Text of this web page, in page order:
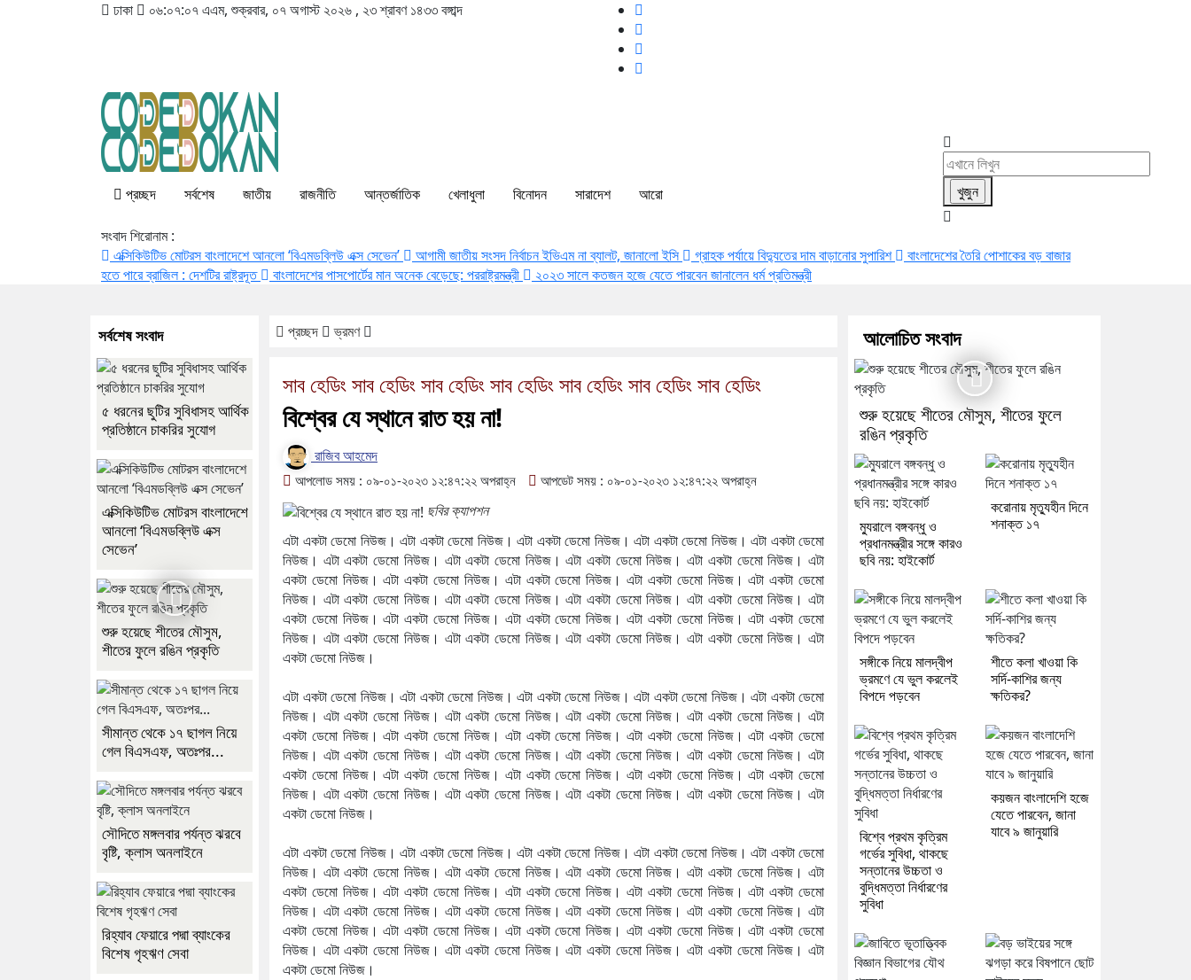
ঢাকা ০৬:০৭:০৮ এএম, শুক্রবার, ০৭ অগাস্ট ২০২৬ , ২৩ শ্রাবণ ১৪৩৩বঙ্গাব্দ
প্রচ্ছদ সর্বশেষ জাতীয় রাজনীতি আন্তর্জাতিক খেলাধুলা বিনোদন সারাদেশ আরো
সংবাদ শিরোনাম :
এক্সিকিউটিভ মোটরস বাংলাদেশে আনলো ‘বিএমডব্লিউ এক্স সেভেন’
আগামী জাতীয় সংসদ নির্বাচন ইভিএম না ব্যালট, জানালো ইসি গ্রাহক পর্যায়ে বিদ্যুতের দাম বাড়ানোর সুপারিশ
বাংলাদেশের তৈরি পোশাকের বড় বাজার
হতে পারে ব্রাজিল : দেশটির রাষ্ট্রদূত
বাংলাদেশের পাসপোর্টের মান অনেক বেড়েছে: পররাষ্ট্রমন্ত্রী ২০২৩ সালে কতজন হজে যেতে পারবেন জানালেন ধর্ম প্রতিমন্ত্রী
প্রচ্ছদ ভ্রমণ
সাব হেডিং সাব হেডিং সাব হেডিং সাব হেডিং সাব হেডিং সাব হেডিং সাব হেডিং
বিশ্বের যে স্থানে রাত হয় না!
রাজিব আহমেদ
আপলোড সময় : ০৯-০১-২০২৩ ১২:৪৭:২২ অপরাহ্ন আপডেট সময় : ০৯-০১-২০২৩ ১২:৪৭:২২ অপরাহ্ন
ছবির ক্যাপশন
এটা একটা ডেমো নিউজ। এটা একটা ডেমো নিউজ। এটা একটা ডেমো নিউজ। এটা একটা ডেমো নিউজ। এটা একটা ডেমো
নিউজ। এটা একটা ডেমো নিউজ। এটা একটা ডেমো নিউজ। এটা একটা ডেমো নিউজ। এটা একটা ডেমো নিউজ। এটা
একটা ডেমো নিউজ। এটা একটা ডেমো নিউজ। এটা একটা ডেমো নিউজ। এটা একটা ডেমো নিউজ। এটা একটা ডেমো
নিউজ। এটা একটা ডেমো নিউজ। এটা একটা ডেমো নিউজ। এটা একটা ডেমো নিউজ। এটা একটা ডেমো নিউজ। এটা
একটা ডেমো নিউজ। এটা একটা ডেমো নিউজ। এটা একটা ডেমো নিউজ। এটা একটা ডেমো নিউজ। এটা একটা ডেমো
নিউজ। এটা একটা ডেমো নিউজ। এটা একটা ডেমো নিউজ। এটা একটা ডেমো নিউজ। এটা একটা ডেমো নিউজ। এটা
একটা ডেমো নিউজ।
এটা একটা ডেমো নিউজ। এটা একটা ডেমো নিউজ। এটা একটা ডেমো নিউজ। এটা একটা ডেমো নিউজ। এটা একটা ডেমো
নিউজ। এটা একটা ডেমো নিউজ। এটা একটা ডেমো নিউজ। এটা একটা ডেমো নিউজ। এটা একটা ডেমো নিউজ। এটা
একটা ডেমো নিউজ। এটা একটা ডেমো নিউজ। এটা একটা ডেমো নিউজ। এটা একটা ডেমো নিউজ। এটা একটা ডেমো
নিউজ। এটা একটা ডেমো নিউজ। এটা একটা ডেমো নিউজ। এটা একটা ডেমো নিউজ। এটা একটা ডেমো নিউজ। এটা
একটা ডেমো নিউজ। এটা একটা ডেমো নিউজ। এটা একটা ডেমো নিউজ। এটা একটা ডেমো নিউজ। এটা একটা ডেমো
নিউজ। এটা একটা ডেমো নিউজ। এটা একটা ডেমো নিউজ। এটা একটা ডেমো নিউজ। এটা একটা ডেমো নিউজ। এটা
একটা ডেমো নিউজ।
এটা একটা ডেমো নিউজ। এটা একটা ডেমো নিউজ। এটা একটা ডেমো নিউজ। এটা একটা ডেমো নিউজ। এটা একটা ডেমো
নিউজ। এটা একটা ডেমো নিউজ। এটা একটা ডেমো নিউজ। এটা একটা ডেমো নিউজ। এটা একটা ডেমো নিউজ। এটা
একটা ডেমো নিউজ। এটা একটা ডেমো নিউজ। এটা একটা ডেমো নিউজ। এটা একটা ডেমো নিউজ। এটা একটা ডেমো
নিউজ। এটা একটা ডেমো নিউজ। এটা একটা ডেমো নিউজ। এটা একটা ডেমো নিউজ। এটা একটা ডেমো নিউজ। এটা
একটা ডেমো নিউজ। এটা একটা ডেমো নিউজ। এটা একটা ডেমো নিউজ। এটা একটা ডেমো নিউজ। এটা একটা ডেমো
নিউজ। এটা একটা ডেমো নিউজ। এটা একটা ডেমো নিউজ। এটা একটা ডেমো নিউজ। এটা একটা ডেমো নিউজ। এটা
একটা ডেমো নিউজ।
সর্বশেষ সংবাদ
৫ ধরনের ছুটির সুবিধাসহ আর্থিক
প্রতিষ্ঠানে চাকরির সুযোগ
এক্সিকিউটিভ মোটরস বাংলাদেশে
আনলো ‘বিএমডব্লিউ এক্স
সেভেন’
শুরু হয়েছে শীতের মৌসুম,
শীতের ফুলে রঙিন প্রকৃতি
সীমান্ত থেকে ১৭ ছাগল নিয়ে
গেল বিএসএফ, অতঃপর...
সৌদিতে মঙ্গলবার পর্যন্ত ঝরবে
বৃষ্টি, ক্লাস অনলাইনে
রিহ্যাব ফেয়ারে পদ্মা ব্যাংকের
বিশেষ গৃহঋণ সেবা
আলোচিত সংবাদ
শুরু হয়েছে শীতের মৌসুম, শীতের ফুলে
রঙিন প্রকৃতি
ম্যুরালে বঙ্গবন্ধু ও
প্রধানমন্ত্রীর সঙ্গে কারও
ছবি নয়: হাইকোর্ট
করোনায় মৃত্যুহীন দিনে
শনাক্ত ১৭
সঙ্গীকে নিয়ে মালদ্বীপ
ভ্রমণে যে ভুল করলেই
বিপদে পড়বেন
শীতে কলা খাওয়া কি
সর্দি-কাশির জন্য
ক্ষতিকর?
বিশ্বে প্রথম কৃত্রিম
গর্ভের সুবিধা, থাকছে
সন্তানের উচ্চতা ও
বুদ্ধিমত্তা নির্ধারণের
সুবিধা
কয়জন বাংলাদেশি হজে
যেতে পারবেন, জানা
যাবে ৯ জানুয়ারি